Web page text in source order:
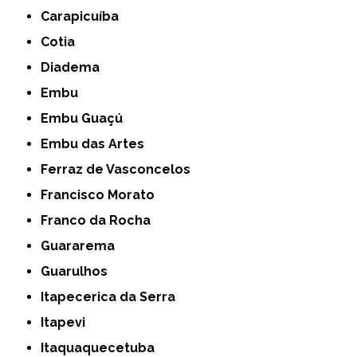
Carapicuíba
Cotia
Diadema
Embu
Embu Guaçú
Embu das Artes
Ferraz de Vasconcelos
Francisco Morato
Franco da Rocha
Guararema
Guarulhos
Itapecerica da Serra
Itapevi
Itaquaquecetuba